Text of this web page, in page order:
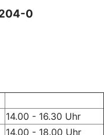
0
14.00 - 16.30 Uhr
14.00 - 18.00 Uhr